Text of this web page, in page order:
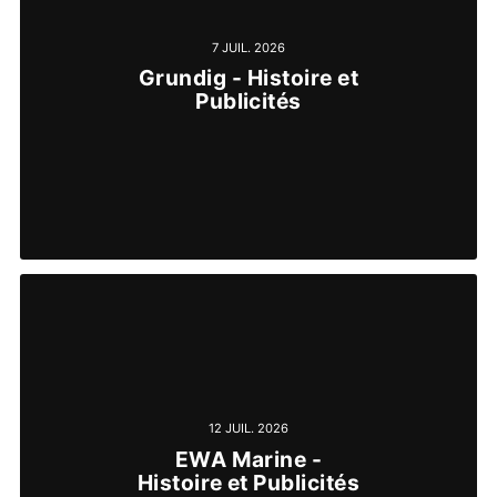
7 JUIL. 2026
Grundig - Histoire et
Publicités
12 JUIL. 2026
EWA Marine -
Histoire et Publicités